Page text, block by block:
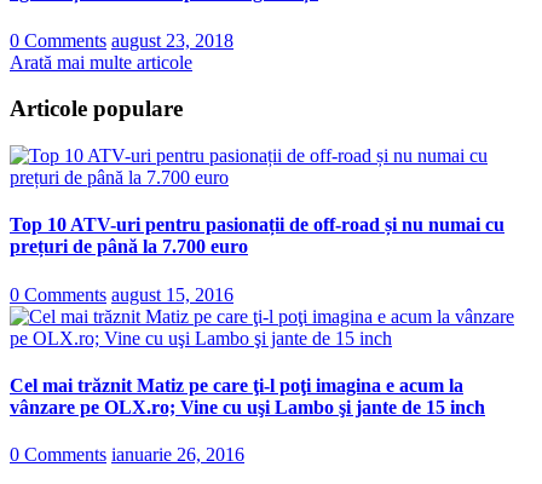
0 Comments august 23, 2018
Arată mai multe articole
Articole populare
Top 10 ATV-uri pentru pasionații de off-road și nu numai cu
prețuri de până la 7.700 euro
0 Comments august 15, 2016
Cel mai trăznit Matiz pe care ţi-l poţi imagina e acum la
vânzare pe OLX.ro; Vine cu uşi Lambo şi jante de 15 inch
0 Comments ianuarie 26, 2016